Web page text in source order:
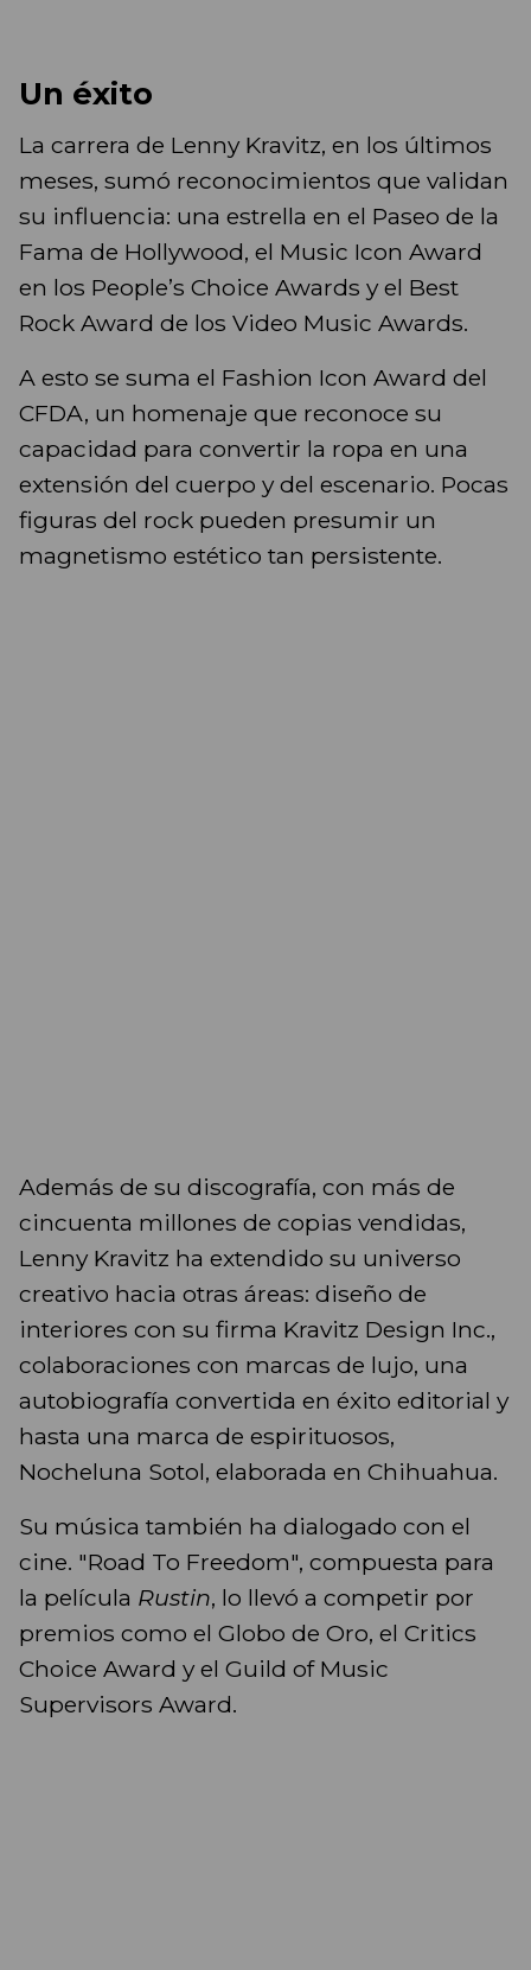
Un éxito
La carrera de Lenny Kravitz, en los últimos
meses, sumó reconocimientos que validan
su influencia: una estrella en el Paseo de la
Fama de Hollywood, el Music Icon Award
en los People’s Choice Awards y el Best
Rock Award de los Video Music Awards.
A esto se suma el Fashion Icon Award del
CFDA, un homenaje que reconoce su
capacidad para convertir la ropa en una
extensión del cuerpo y del escenario. Pocas
figuras del rock pueden presumir un
magnetismo estético tan persistente.
Además de su discografía, con más de
cincuenta millones de copias vendidas,
Lenny Kravitz ha extendido su universo
creativo hacia otras áreas: diseño de
interiores con su firma Kravitz Design Inc.,
colaboraciones con marcas de lujo, una
autobiografía convertida en éxito editorial y
hasta una marca de espirituosos,
Nocheluna Sotol, elaborada en Chihuahua.
Su música también ha dialogado con el
cine. "Road To Freedom", compuesta para
la película Rustin, lo llevó a competir por
premios como el Globo de Oro, el Critics
Choice Award y el Guild of Music
Supervisors Award.